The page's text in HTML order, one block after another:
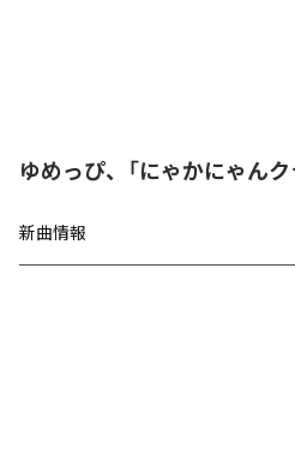
ゆめっぴ、「にゃかにゃん
新曲情報